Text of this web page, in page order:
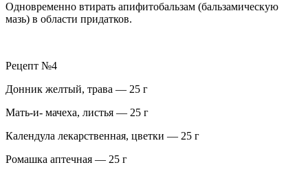
Одновременно втирать апифитобальзам (бальзамическую
мазь) в области придатков.
Рецепт №4
Донник желтый, трава — 25 г
Мать-и- мачеха, листья — 25 г
Календула лекарственная, цветки — 25 г
Ромашка аптечная — 25 г